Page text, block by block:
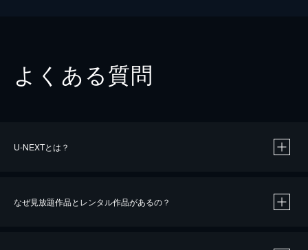
よくある質問
U-NEXTとは？
なぜ見放題作品とレンタル作品があるの？